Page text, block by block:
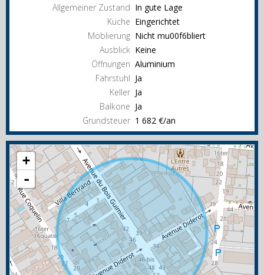
Allgemeiner Zustand In gute Lage
Küche Eingerichtet
Möblierung Nicht mu00f6bliert
Ausblick Keine
Öffnungen Aluminium
Fahrstuhl Ja
Keller Ja
Balkone Ja
Grundsteuer 1 682 €/an
+
-